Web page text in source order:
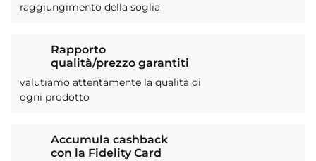
raggiungimento della soglia
Rapporto
qualità/prezzo garantiti
valutiamo attentamente la qualità di
ogni prodotto
Accumula cashback
con la Fidelity Card